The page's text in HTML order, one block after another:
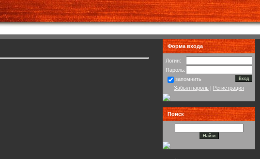
Форма входа
Логин:
Пароль:
запомнить
Забыл пароль | Регистрация
Поиск